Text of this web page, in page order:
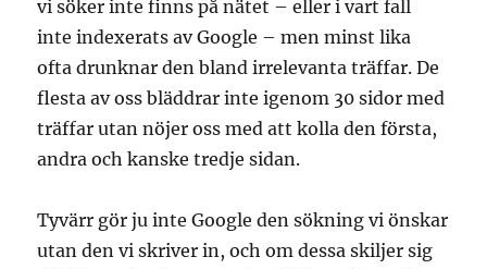
vi söker inte finns på nätet – eller i vart fall
inte indexerats av Google – men minst lika
ofta drunknar den bland irrelevanta träffar. De
flesta av oss bläddrar inte igenom 30 sidor med
träffar utan nöjer oss med att kolla den första,
andra och kanske tredje sidan.
Tyvärr gör ju inte Google den sökning vi önskar
utan den vi skriver in, och om dessa skiljer sig